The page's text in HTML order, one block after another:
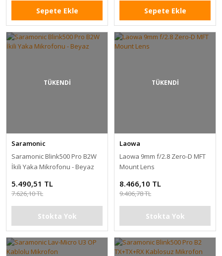
Sepete Ekle Sepete Ekle
TÜKENDİ
Saramonic
Saramonic Blink500 Pro B2W
İkili Yaka Mikrofonu - Beyaz
5.490,51 TL
7.626,10 TL
Stokta Yok
TÜKENDİ
Laowa
Laowa 9mm f/2.8 Zero-D MFT
Mount Lens
8.466,10 TL
9.406,78 TL
Stokta Yok